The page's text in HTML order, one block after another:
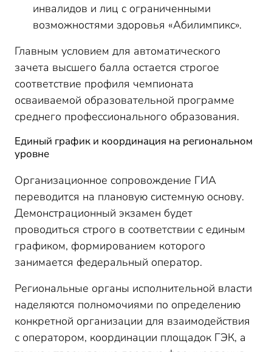
инвалидов и лиц с ограниченными
возможностями здоровья «Абилимпикс».
Главным условием для автоматического
зачета высшего балла остается строгое
соответствие профиля чемпионата
осваиваемой образовательной программе
среднего профессионального образования.
Единый график и координация на региональном
уровне
Организационное сопровождение ГИА
переводится на плановую системную основу.
Демонстрационный экзамен будет
проводиться строго в соответствии с единым
графиком, формированием которого
занимается федеральный оператор.
Региональные органы исполнительной власти
наделяются полномочиями по определению
конкретной организации для взаимодействия
с оператором, координации площадок ГЭК, а